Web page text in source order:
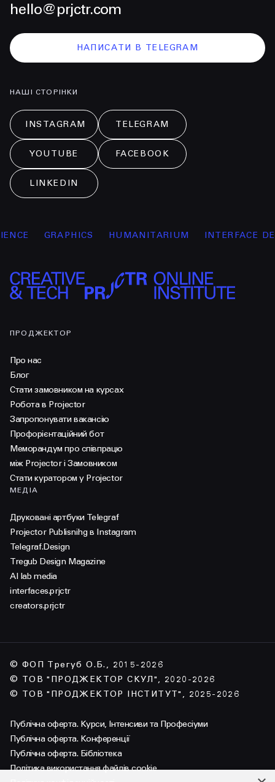
hello@prjctr.com
НАПИСАТИ В TELEGRAM
НАШІ СТОРІНКИ
INSTAGRAM TELEGRAM
YOUTUBE FACEBOOK
LINKEDIN
GRAPHICS HUMANITARIUM INTERFACE
ПРОДЖЕКТОР
Про нас
Блог
Стати замовником на курсах
Робота в Projector
Запропонувати вакансію
Профорієнтаційний бот
Меморандум про співпрацю
між Projector і Замовником
Стати куратором у Projector
МЕДІА
Друковані артбуки Telegraf
Projector Publisnihg в Instagram
Telegraf.Design
Tregub Design Magazine
AI lab media
interfaces.prjctr
creators.prjctr
© ФОП Трегуб О.Б., 2015-2026
© ТОВ "ПРОДЖЕКТОР СКУЛ", 2020-2026
© ТОВ "ПРОДЖЕКТОР ІНСТИТУТ", 2025-2026
Публічна оферта. Курси, Інтенсиви та Професіуми
Публічна оферта. Конференції
Публічна оферта. Бібліотека
Політика використання файлів cookie